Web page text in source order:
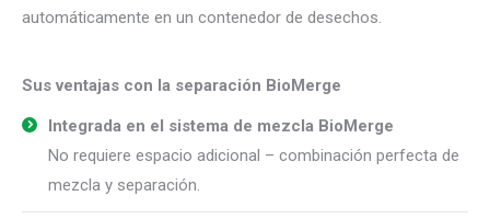
automáticamente en un contenedor de desechos.
Sus ventajas con la separación BioMerge
Integrada en el sistema de mezcla BioMerge
No requiere espacio adicional – combinación perfecta de
mezcla y separación.